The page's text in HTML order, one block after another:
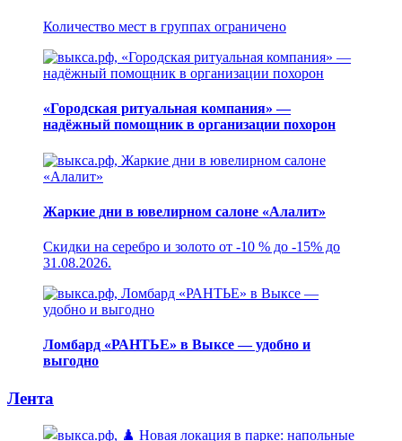
Количество мест в группах ограничено
«Городская ритуальная компания» —
надёжный помощник в организации похорон
Жаркие дни в ювелирном салоне «Алалит»
Скидки на серебро и золото от -10 % до -15% до
31.08.2026.
Ломбард «РАНТЬЕ» в Выксе — удобно и
выгодно
Лента